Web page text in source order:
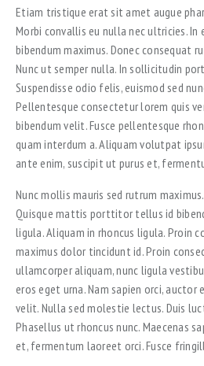
Etiam tristique erat sit amet augue
Morbi convallis eu nulla nec ultricies. In
bibendum maximus. Donec consequat
Nunc ut semper nulla. In sollicitudin
Suspendisse odio felis, euismod sed
Pellentesque consectetur lorem quis
bibendum velit. Fusce pellentesque
quam interdum a. Aliquam volutpat
ante enim, suscipit ut purus et,
Nunc mollis mauris sed rutrum
Quisque mattis porttitor tellus id
ligula. Aliquam in rhoncus ligula. Proin
maximus dolor tincidunt id. Proin
ullamcorper aliquam, nunc ligula
eros eget urna. Nam sapien orci, auctor
velit. Nulla sed molestie lectus. Duis
Phasellus ut rhoncus nunc. Maecenas
et, fermentum laoreet orci. Fusce